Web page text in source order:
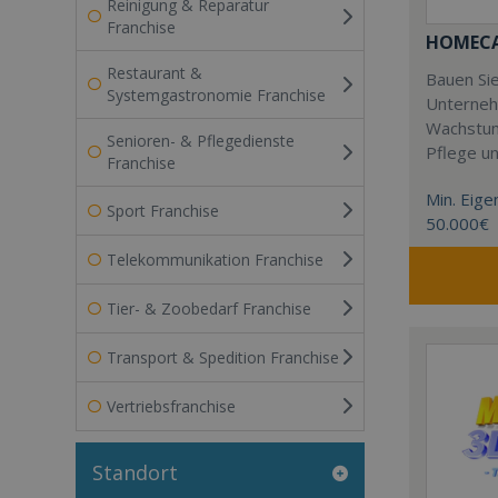
Reinigung & Reparatur
Franchise
Restaurant &
Systemgastronomie Franchise
Senioren- & Pflegedienste
Franchise
Sport Franchise
Telekommunikation Franchise
Tier- & Zoobedarf Franchise
Transport & Spedition Franchise
Vertriebsfranchise
Standort
Bauen
Pflege
Min.
50.000€